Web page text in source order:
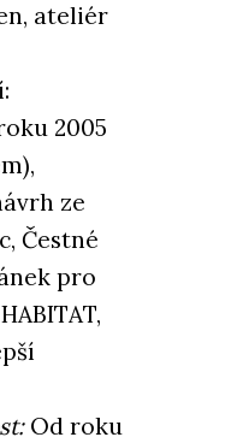
ateliér
2005
ze
Čestné
pro
Od roku